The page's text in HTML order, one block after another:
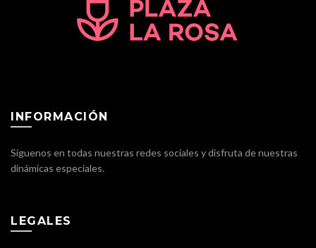
INFORMACIÓN
Síguenos en todas nuestras redes sociales y disfruta de nuestras
dinámicas especiales.
LEGALES